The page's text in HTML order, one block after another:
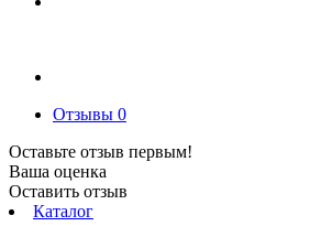
Отзывы 0
Оставьте отзыв первым!
Ваша оценка
Оставить отзыв
Каталог